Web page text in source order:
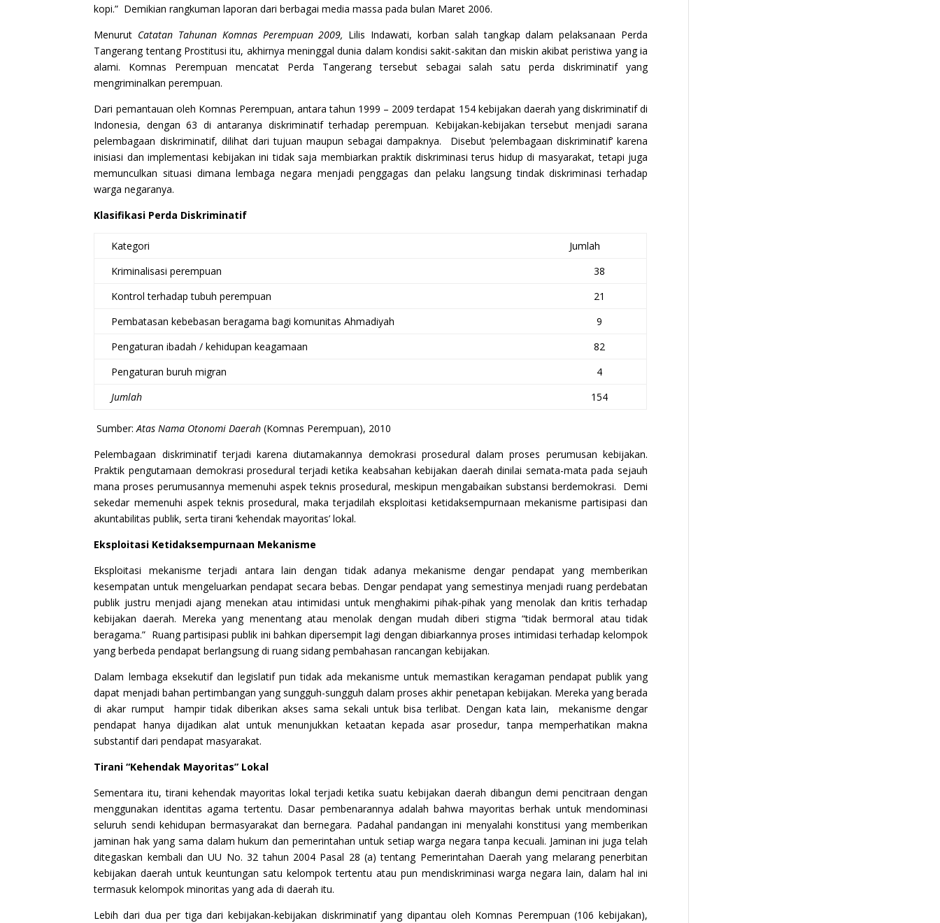
kopi.” Demikian rangkuman laporan dari berbagai media massa pada bulan Maret 2006.
Menurut Catatan Tahunan Komnas Perempuan 2009, Lilis Indawati, korban salah tangkap dalam pelaksanaan Perda
Tangerang tentang Prostitusi itu, akhirnya meninggal dunia dalam kondisi sakit-sakitan dan miskin akibat peristiwa yang ia
alami. Komnas Perempuan mencatat Perda Tangerang tersebut sebagai salah satu perda diskriminatif yang
mengriminalkan perempuan.
Dari pemantauan oleh Komnas Perempuan, antara tahun 1999 – 2009 terdapat 154 kebijakan daerah yang diskriminatif di
Indonesia, dengan 63 di antaranya diskriminatif terhadap perempuan. Kebijakan-kebijakan tersebut menjadi sarana
pelembagaan diskriminatif, dilihat dari tujuan maupun sebagai dampaknya. Disebut ‘pelembagaan diskriminatif’ karena
inisiasi dan implementasi kebijakan ini tidak saja membiarkan praktik diskriminasi terus hidup di masyarakat, tetapi juga
memunculkan situasi dimana lembaga negara menjadi penggagas dan pelaku langsung tindak diskriminasi terhadap
warga negaranya.
Klasifikasi Perda Diskriminatif
Kategori
Jumlah
Kriminalisasi perempuan
38
Kontrol terhadap tubuh perempuan
21
Pembatasan kebebasan beragama bagi komunitas Ahmadiyah
9
Pengaturan ibadah / kehidupan keagamaan
82
Pengaturan buruh migran
4
Jumlah
154
Sumber:Atas Nama Otonomi Daerah (Komnas Perempuan), 2010
Pelembagaan diskriminatif terjadi karena diutamakannya demokrasi prosedural dalam proses perumusan kebijakan.
Praktik pengutamaan demokrasi prosedural terjadi ketika keabsahan kebijakan daerah dinilai semata-mata pada sejauh
mana proses perumusannya memenuhi aspek teknis prosedural, meskipun mengabaikan substansi berdemokrasi. Demi
sekedar memenuhi aspek teknis prosedural, maka terjadilah eksploitasi ketidaksempurnaan mekanisme partisipasi dan
akuntabilitas publik, serta tirani ‘kehendak mayoritas’ lokal.
Eksploitasi Ketidaksempurnaan Mekanisme
Eksploitasi mekanisme terjadi antara lain dengan tidak adanya mekanisme dengar pendapat yang memberikan
kesempatan untuk mengeluarkan pendapat secara bebas. Dengar pendapat yang semestinya menjadi ruang perdebatan
publik justru menjadi ajang menekan atau intimidasi untuk menghakimi pihak-pihak yang menolak dan kritis terhadap
kebijakan daerah. Mereka yang menentang atau menolak dengan mudah diberi stigma “tidak bermoral atau tidak
beragama.” Ruang partisipasi publik ini bahkan dipersempit lagi dengan dibiarkannya proses intimidasi terhadap kelompok
yang berbeda pendapat berlangsung di ruang sidang pembahasan rancangan kebijakan.
Dalam lembaga eksekutif dan legislatif pun tidak ada mekanisme untuk memastikan keragaman pendapat publik yang
dapat menjadi bahan pertimbangan yang sungguh-sungguh dalam proses akhir penetapan kebijakan. Mereka yang berada
di akar rumput hampir tidak diberikan akses sama sekali untuk bisa terlibat. Dengan kata lain, mekanisme dengar
pendapat hanya dijadikan alat untuk menunjukkan ketaatan kepada asar prosedur, tanpa memperhatikan makna
substantif dari pendapat masyarakat.
Tirani “Kehendak Mayoritas” Lokal
Sementara itu, tirani kehendak mayoritas lokal terjadi ketika suatu kebijakan daerah dibangun demi pencitraan dengan
menggunakan identitas agama tertentu. Dasar pembenarannya adalah bahwa mayoritas berhak untuk mendominasi
seluruh sendi kehidupan bermasyarakat dan bernegara. Padahal pandangan ini menyalahi konstitusi yang memberikan
jaminan hak yang sama dalam hukum dan pemerintahan untuk setiap warga negara tanpa kecuali. Jaminan ini juga telah
ditegaskan kembali dan UU No. 32 tahun 2004 Pasal 28 (a) tentang Pemerintahan Daerah yang melarang penerbitan
kebijakan daerah untuk keuntungan satu kelompok tertentu atau pun mendiskriminasi warga negara lain, dalam hal ini
termasuk kelompok minoritas yang ada di daerah itu.
Lebih dari dua per tiga dari kebijakan-kebijakan diskriminatif yang dipantau oleh Komnas Perempuan (106 kebijakan),